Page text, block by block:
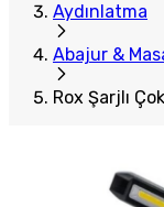
Aydınlatma
Abajur &
Rox Şarjlı